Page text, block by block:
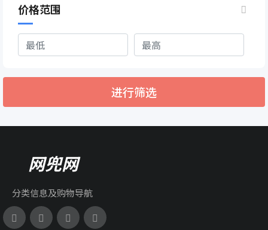
价格范围
进行筛选
网兜网
分类信息及购物导航